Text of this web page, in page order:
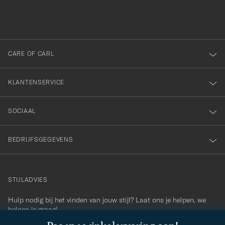
onze
nieuwsbrief!
CARE OF CARL
KLANTENSERVICE
SOCIAAL
BEDRIJFSGEGEVENS
contact@careofcarl.com
STIJLADVIES
Hulp nodig bij het vinden van jouw stijl? Laat ons je helpen, we
helpen je graag!